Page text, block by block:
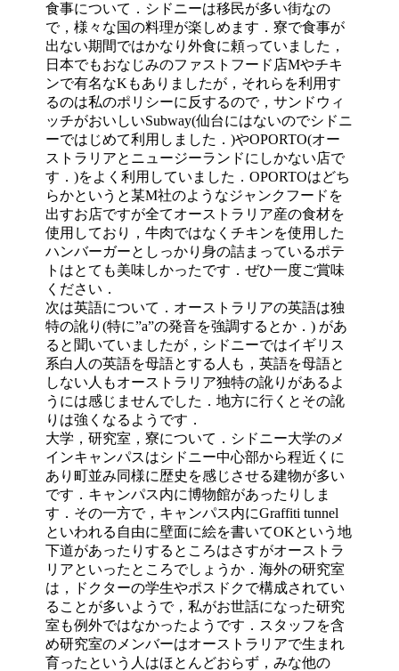
食事について．シドニーは移民が多い街なの
で，様々な国の料理が楽しめます．寮で食事が
出ない期間ではかなり外食に頼っていました，
日本でもおなじみのファストフード店Mやチキ
ンで有名なKもありましたが，それらを利用す
るのは私のポリシーに反するので，サンドウィ
ッチがおいしいSubway(仙台にはないのでシドニ
ーではじめて利用しました．)やOPORTO(オー
ストラリアとニュージーランドにしかない店で
す．)をよく利用していました．OPORTOはどち
らかというと某M社のようなジャンクフードを
出すお店ですが全てオーストラリア産の食材を
使用しており，牛肉ではなくチキンを使用した
ハンバーガーとしっかり身の詰まっているポテ
トはとても美味しかったです．ぜひ一度ご賞味
ください．
次は英語について．オーストラリアの英語は独
特の訛り(特に”a”の発音を強調するとか．) があ
ると聞いていましたが，シドニーではイギリス
系白人の英語を母語とする人も，英語を母語と
しない人もオーストラリア独特の訛りがあるよ
うには感じませんでした．地方に行くとその訛
りは強くなるようです．
大学，研究室，寮について．シドニー大学のメ
インキャンパスはシドニー中心部から程近くに
あり町並み同様に歴史を感じさせる建物が多い
です．キャンパス内に博物館があったりしま
す．その一方で，キャンパス内にGraffiti tunnel
といわれる自由に壁面に絵を書いてOKという地
下道があったりするところはさすがオーストラ
リアといったところでしょうか．海外の研究室
は，ドクターの学生やポスドクで構成されてい
ることが多いようで，私がお世話になった研究
室も例外ではなかったようです．スタッフを含
め研究室のメンバーはオーストラリアで生まれ
育ったという人はほとんどおらず，みな他の